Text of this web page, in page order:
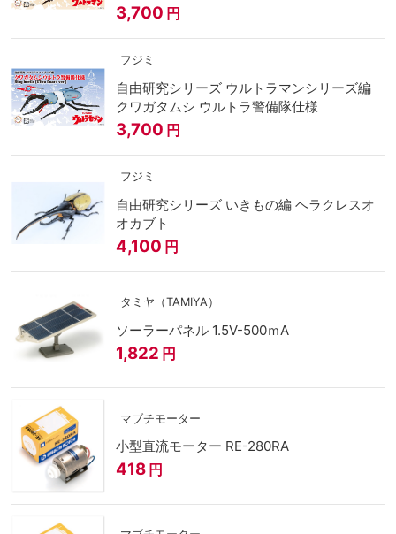
3,700 円
フジミ
自由研究シリーズ ウルトラマンシリーズ編
クワガタムシ ウルトラ警備隊仕様
3,700 円
フジミ
自由研究シリーズ いきもの編 ヘラクレスオ
オカブト
4,100 円
タミヤ（TAMIYA）
ソーラーパネル 1.5V-500ｍA
1,822 円
マブチモーター
小型直流モーター RE-280RA
418 円